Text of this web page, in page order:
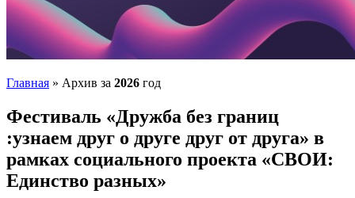
Главная » Архив за 2026 год
Фестиваль «Дружба без границ
:узнаем друг о друге друг от друга» в
рамках социального проекта «СВОИ:
Единство разных»